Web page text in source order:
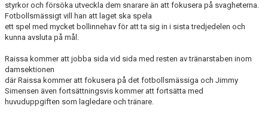
styrkor och försöka utveckla dem snarare än att fokusera på svagheterna.
Fotbollsmässigt vill han att laget ska spela
ett spel med mycket bollinnehav för att ta sig in i sista tredjedelen och
kunna avsluta på mål.
Raissa kommer att jobba sida vid sida med resten av tränarstaben inom
damsektionen
där Raissa kommer att fokusera på det fotbollsmässiga och Jimmy
Simensen även fortsättningsvis kommer att fortsätta med
huvuduppgiften som lagledare och tränare.